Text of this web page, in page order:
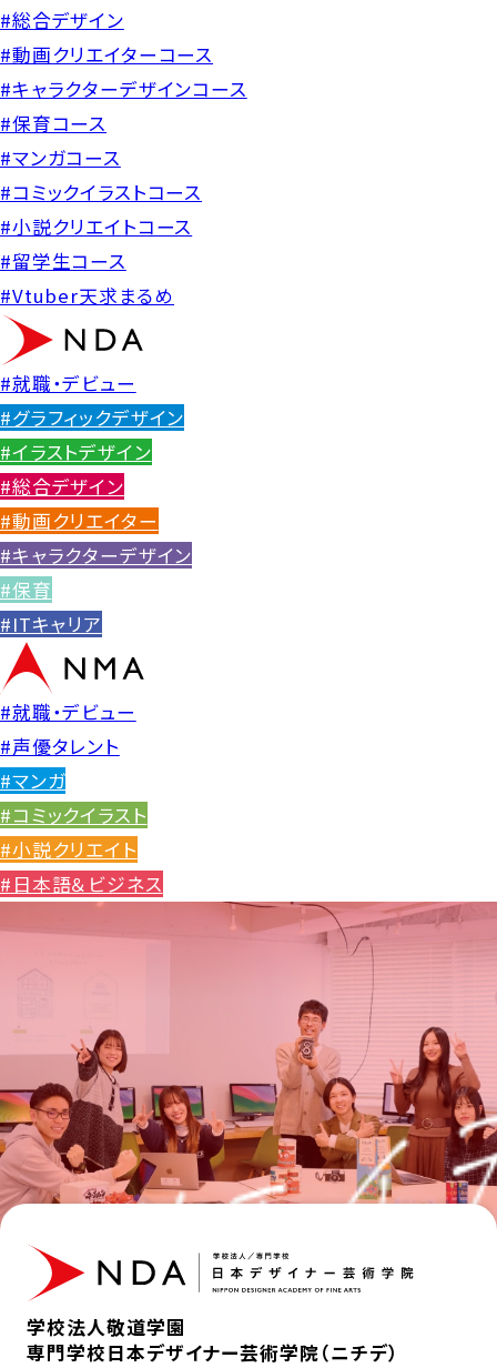
#総合デザイン
#動画クリエイターコース
#キャラクターデザインコース
#保育コース
#マンガコース
#コミックイラストコース
#小説クリエイトコース
#留学生コース
#Vtuber天求まるめ
#就職・デビュー
#グラフィックデザイン
#イラストデザイン
#総合デザイン
#動画クリエイター
#キャラクターデザイン
#保育
#ITキャリア
#就職・デビュー
#声優タレント
#マンガ
#コミックイラスト
#小説クリエイト
#日本語＆ビジネス
学校法人敬道学園
専門学校日本デザイナー芸術学院（ニチデ）